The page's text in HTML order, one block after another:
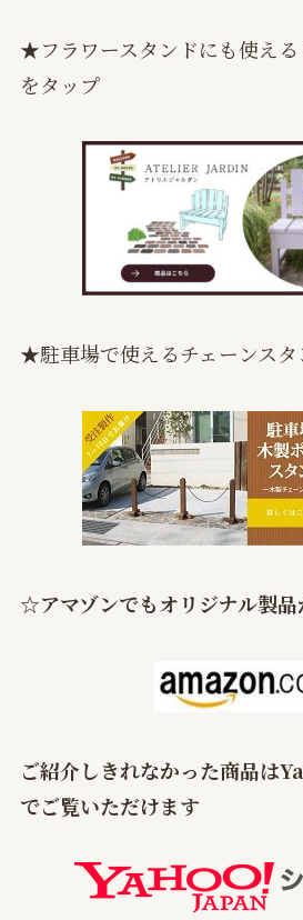
★フラワースタンドにも使え
をタップ
★駐車場で使えるチェーンス
☆アマゾンでもオリジナル製
ご紹介しきれなかった商品は
でご覧いただけます